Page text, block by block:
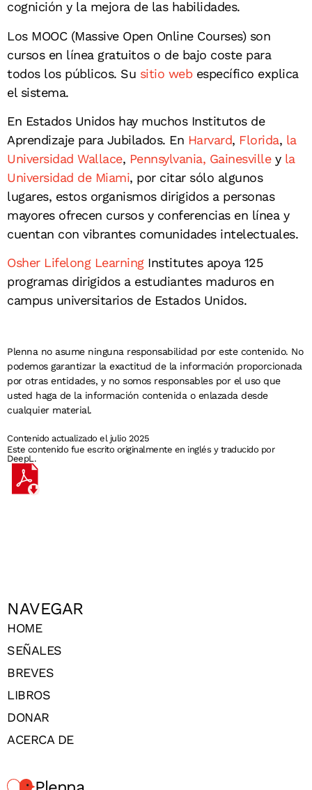
cognición y la mejora de las habilidades.
Los MOOC (Massive Open Online Courses) son
cursos en línea gratuitos o de bajo coste para
todos los públicos. Su sitio webespecífico explica
el sistema.
En Estados Unidos hay muchos Institutos de
Aprendizaje para Jubilados. En Harvard, Florida, la
Universidad Wallace, Pennsylvania, Gainesvilleyla
Universidad de Miami, por citar sólo algunos
lugares, estos organismos dirigidos a personas
mayores ofrecen cursos y conferencias en línea y
cuentan con vibrantes comunidades intelectuales.
Osher Lifelong LearningInstitutes apoya 125
programas dirigidos a estudiantes maduros en
campus universitarios de Estados Unidos.
Plenna no asume ninguna responsabilidad por este contenido. No
podemos garantizar la exactitud de la información proporcionada
por otras entidades, y no somos responsables por el uso que
usted haga de la información contenida o enlazada desde
cualquier material.
Contenido actualizado el julio 2025
Este contenido fue escrito originalmente en inglés y traducido por
DeepL.
NAVEGAR
HOME
SEÑALES
BREVES
LIBROS
DONAR
ACERCA DE